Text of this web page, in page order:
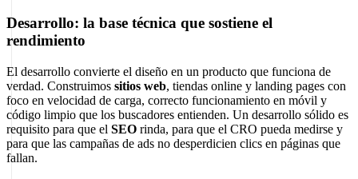
Desarrollo: la base técnica que sostiene el
rendimiento
El desarrollo convierte el diseño en un producto que funciona de
verdad. Construimos sitios web, tiendas online y landing pages con
foco en velocidad de carga, correcto funcionamiento en móvil y
código limpio que los buscadores entienden. Un desarrollo sólido es
requisito para que el SEO rinda, para que el CRO pueda medirse y
para que las campañas de ads no desperdicien clics en páginas que
fallan.